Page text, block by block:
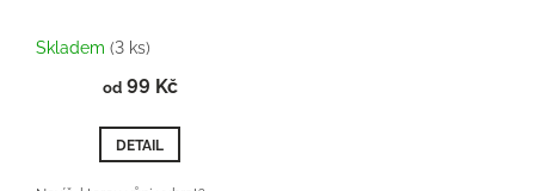
hodnocení
je
z
5
Skladem (3 ks)
od99 Kč
DETAIL